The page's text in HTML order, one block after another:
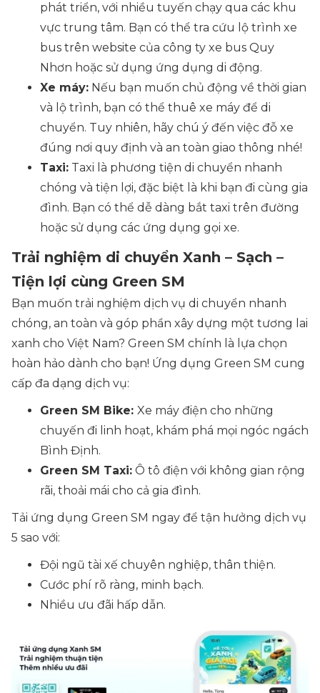
phát triển, với nhiều tuyến chạy qua các khu
vực trung tâm. Bạn có thể tra cứu lộ trình xe
bus trên website của công ty xe bus Quy
Nhơn hoặc sử dụng ứng dụng di động.
Xe máy: Nếu bạn muốn chủ động về thời gian
và lộ trình, bạn có thể thuê xe máy để di
chuyển. Tuy nhiên, hãy chú ý đến việc đỗ xe
đúng nơi quy định và an toàn giao thông nhé!
Taxi: Taxi là phương tiện di chuyển nhanh
chóng và tiện lợi, đặc biệt là khi bạn đi cùng gia
đình. Bạn có thể dễ dàng bắt taxi trên đường
hoặc sử dụng các ứng dụng gọi xe.
Trải nghiệm di chuyển Xanh – Sạch –
Tiện lợi cùng Green SM
Bạn muốn trải nghiệm dịch vụ di chuyển nhanh
chóng, an toàn và góp phần xây dựng một tương lai
xanh cho Việt Nam? Green SM chính là lựa chọn
hoàn hảo dành cho bạn! Ứng dụng Green SM cung
cấp đa dạng dịch vụ:
Green SM Bike: Xe máy điện cho những
chuyến đi linh hoạt, khám phá mọi ngóc ngách
Bình Định.
Green SM Taxi: Ô tô điện với không gian rộng
rãi, thoải mái cho cả gia đình.
Tải ứng dụng Green SM ngay để tận hưởng dịch vụ
5 sao với:
Đội ngũ tài xế chuyên nghiệp, thân thiện.
Cước phí rõ ràng, minh bạch.
Nhiều ưu đãi hấp dẫn.